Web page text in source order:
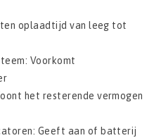
oplaadtijd van leeg tot
Voorkomt
het resterende vermogen
Geeft aan of batterij